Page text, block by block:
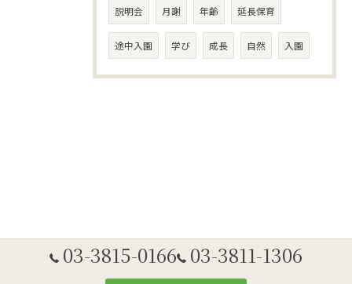
説明会 月謝 年齢 延長保育
途中入園 学び 成長 自然 入園
03-3815-0166 03-3811-1306